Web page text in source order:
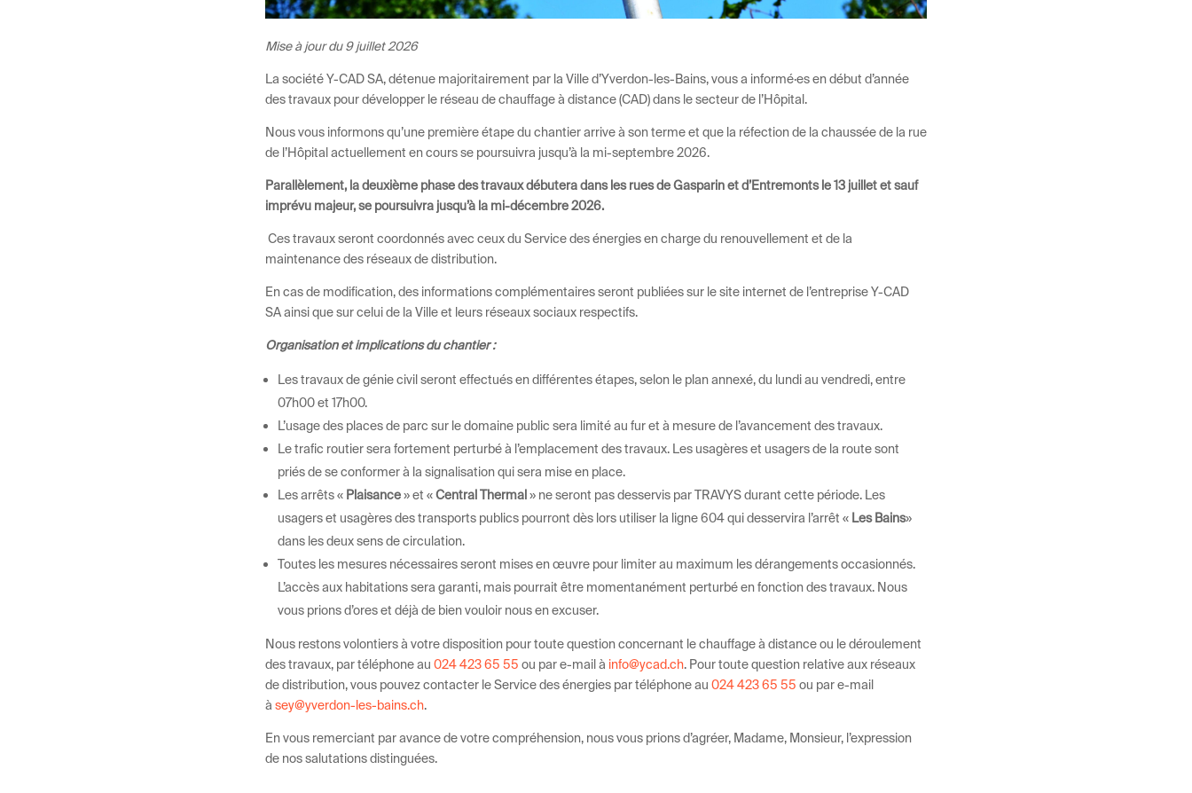
Mise à jour du 9 juillet 2026
La société Y-CAD SA, détenue majoritairement par la Ville d’Yverdon-les-Bains, vous a informé·es en début d’année
des travaux pour développer le réseau de chauffage à distance (CAD) dans le secteur de l’Hôpital.
Nous vous informons qu’une première étape du chantier arrive à son terme et que la réfection de la chaussée de la rue
de l’Hôpital actuellement en cours se poursuivra jusqu’à la mi-septembre 2026.
Parallèlement, la deuxième phase des travaux débutera dans les rues de Gasparin et d’Entremonts le 13 juillet et sauf
imprévu majeur, se poursuivra jusqu’à la mi-décembre 2026.
Ces travaux seront coordonnés avec ceux du Service des énergies en charge du renouvellement et de la
maintenance des réseaux de distribution.
En cas de modification, des informations complémentaires seront publiées sur le site internet de l’entreprise Y-CAD
SA ainsi que sur celui de la Ville et leurs réseaux sociaux respectifs.
Organisation et implications du chantier :
Les travaux de génie civil seront effectués en différentes étapes, selon le plan annexé, du lundi au vendredi, entre
07h00 et 17h00.
L’usage des places de parc sur le domaine public sera limité au fur et à mesure de l’avancement des travaux.
Le trafic routier sera fortement perturbé à l’emplacement des travaux. Les usagères et usagers de la route sont
priés de se conformer à la signalisation qui sera mise en place.
Les arrêts « Plaisance» et «Central Thermal» ne seront pas desservis par TRAVYS durant cette période. Les
usagers et usagères des transports publics pourront dès lors utiliser la ligne 604 qui desservira l’arrêt « Les Bains»
dans les deux sens de circulation.
Toutes les mesures nécessaires seront mises en œuvre pour limiter au maximum les dérangements occasionnés.
L’accès aux habitations sera garanti, mais pourrait être momentanément perturbé en fonction des travaux. Nous
vous prions d’ores et déjà de bien vouloir nous en excuser.
Nous restons volontiers à votre disposition pour toute question concernant le chauffage à distance ou le déroulement
des travaux, par téléphone au 024 423 65 55 ou par e-mail à info@ycad.ch. Pour toute question relative aux réseaux
de distribution, vous pouvez contacter le Service des énergies par téléphone au 024 423 65 55 ou par e-mail
à sey@yverdon-les-bains.ch.
En vous remerciant par avance de votre compréhension, nous vous prions d’agréer, Madame, Monsieur, l’expression
de nos salutations distinguées.